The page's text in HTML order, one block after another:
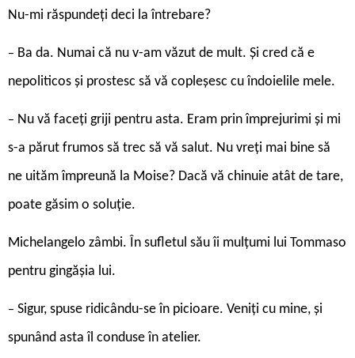
Nu-mi răspundeți deci la întrebare?
– Ba da. Numai că nu v-am văzut de mult. Și cred că e
nepoliticos și prostesc să vă copleșesc cu îndoielile mele.
– Nu vă faceți griji pentru asta. Eram prin împrejurimi și mi
s-a părut frumos să trec să vă salut. Nu vreți mai bine să
ne uităm împreună la Moise? Dacă vă chinuie atât de tare,
poate găsim o soluție.
Michelangelo zâmbi. În sufletul său îi mulțumi lui Tommaso
pentru gingășia lui.
– Sigur, spuse ridicându-se în picioare. Veniți cu mine, și
spunând asta îl conduse în atelier.